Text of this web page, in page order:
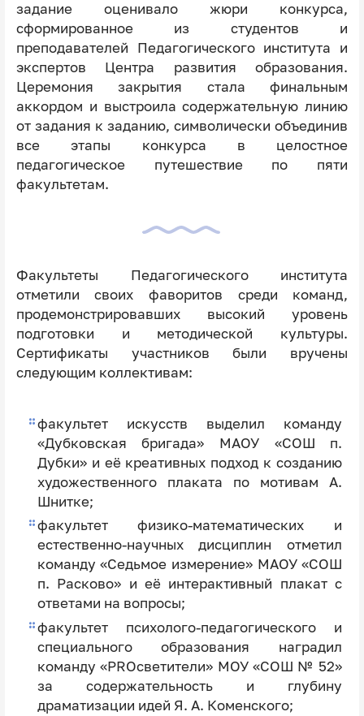
задание оценивало жюри конкурса,
сформированное из студентов и
преподавателей Педагогического института и
экспертов Центра развития образования.
Церемония закрытия стала финальным
аккордом и выстроила содержательную линию
от задания к заданию, символически объединив
все этапы конкурса в целостное
педагогическое путешествие по пяти
факультетам.
Факультеты Педагогического института
отметили своих фаворитов среди команд,
продемонстрировавших высокий уровень
подготовки и методической культуры.
Сертификаты участников были вручены
следующим коллективам:
факультет искусств выделил команду
«Дубковская бригада» МАОУ «СОШ п.
Дубки» и её креативных подход к созданию
художественного плаката по мотивам А.
Шнитке;
факультет физико-математических и
естественно-научных дисциплин отметил
команду «Седьмое измерение» МАОУ «СОШ
п. Расково» и её интерактивный плакат с
ответами на вопросы;
факультет психолого-педагогического и
специального образования наградил
команду «PROсветители» МОУ «СОШ № 52»
за содержательность и глубину
драматизации идей Я. А. Коменского;